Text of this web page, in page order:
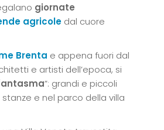
giornate
agricole dal cuore
Brenta e appena fuori dal
e artisti dell’epoca, si
”: grandi e piccoli
e nel parco della villa